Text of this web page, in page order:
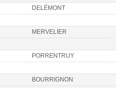
DELÉMONT
MERVELIER
PORRENTRUY
BOURRIGNON